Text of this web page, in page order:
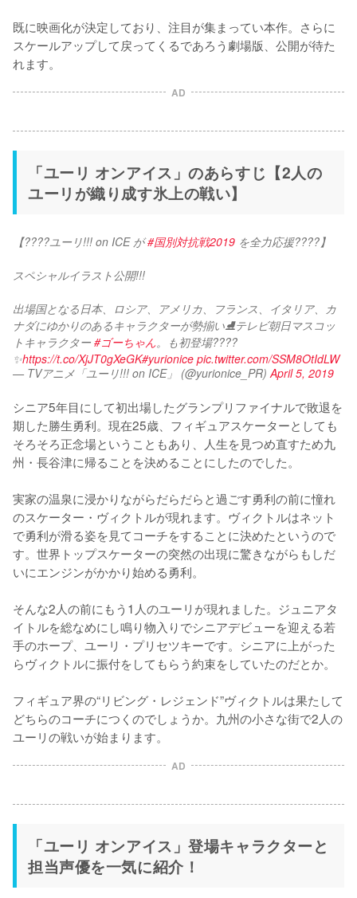
既に映画化が決定しており、注目が集まってい本作。さらに
スケールアップして戻ってくるであろう劇場版、公開が待た
れます。
AD
「ユーリ オンアイス」のあらすじ【2人の
ユーリが織り成す氷上の戦い】
【????ユーリ!!! on ICE が #国別対抗戦2019 を全力応援????】
スペシャルイラスト公開!!!
出場国となる日本、ロシア、アメリカ、フランス、イタリア、カ
ナダにゆかりのあるキャラクターが勢揃い⛸テレビ朝日マスコッ
トキャラクター #ゴーちゃん。も初登場????
✨https://t.co/XjJT0gXeGK#yurionice pic.twitter.com/SSM8OtIdLW
— TVアニメ「ユーリ!!! on ICE」 (@yurionice_PR)April 5, 2019
シニア5年目にして初出場したグランプリファイナルで敗退を
期した勝生勇利。現在25歳、フィギュアスケーターとしても
そろそろ正念場ということもあり、人生を見つめ直すため九
州・長谷津に帰ることを決めることにしたのでした。
実家の温泉に浸かりながらだらだらと過ごす勇利の前に憧れ
のスケーター・ヴィクトルが現れます。ヴィクトルはネット
で勇利が滑る姿を見てコーチをすることに決めたというので
す。世界トップスケーターの突然の出現に驚きながらもしだ
いにエンジンがかかり始める勇利。
そんな2人の前にもう1人のユーリが現れました。ジュニアタ
イトルを総なめにし鳴り物入りでシニアデビューを迎える若
手のホープ、ユーリ・プリセツキーです。シニアに上がった
らヴィクトルに振付をしてもらう約束をしていたのだとか。
フィギュア界の“リビング・レジェンド”ヴィクトルは果たして
どちらのコーチにつくのでしょうか。九州の小さな街で2人の
ユーリの戦いが始まります。
AD
「ユーリ オンアイス」登場キャラクターと
担当声優を一気に紹介！